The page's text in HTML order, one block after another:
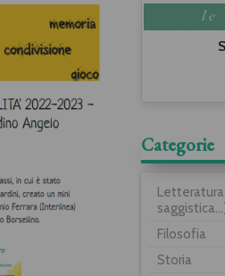
Categorie
Letteratura
Filosofia
Storia